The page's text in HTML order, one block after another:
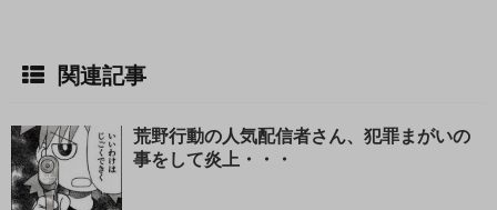
関連記事
荒野行動の人気配信者さん、犯罪まがいの
事をして炎上・・・